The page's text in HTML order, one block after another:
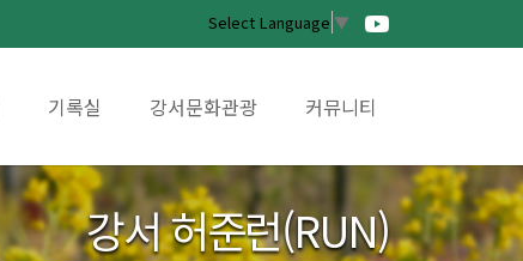
Select Language ▼
기록실 강서문화관광 커뮤니티
강서 허준런(RUN)